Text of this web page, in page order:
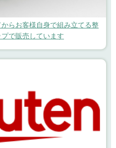
らお客様自身で組み立てる整
で販売しています